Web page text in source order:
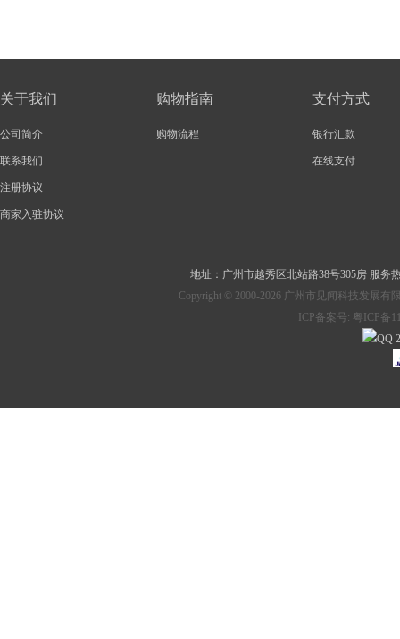
关于我们
公司简介
联系我们
注册协议
商家入驻协议
购物指南
购物流程
支付方式
银行汇款
在线支付
地址： 广州市越秀区北站路38号305房 服务
Copyright © 2000-2026 广州市见闻科技发展
ICP备案号: 粤ICP备